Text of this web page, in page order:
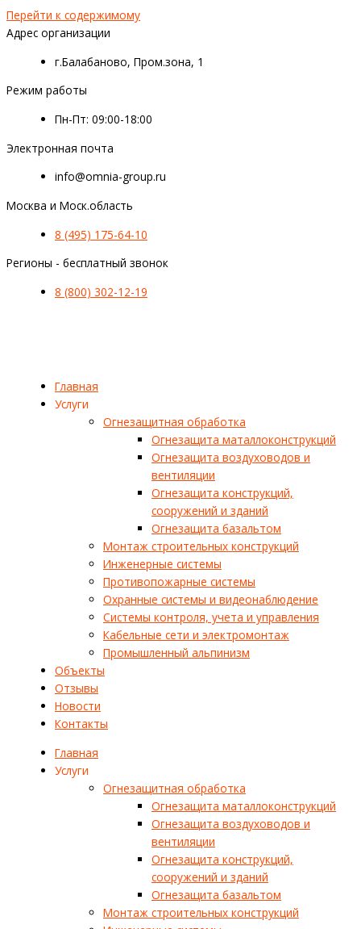
Перейти к содержимому
Адрес организации
г.Балабаново, Пром.зона, 1
Режим работы
Пн-Пт: 09:00-18:00
Электронная почта
info@omnia-group.ru
Москва и Моск.область
8 (495) 175-64-10
Регионы - бесплатный звонок
8 (800) 302-12-19
Главная
Услуги
Огнезащитная обработка
Огнезащита маталлоконструкций
Огнезащита воздуховодов и
вентиляции
Огнезащита конструкций,
сооружений и зданий
Огнезащита базальтом
Монтаж строительных конструкций
Инженерные системы
Противопожарные системы
Охранные системы и видеонаблюдение
Системы контроля, учета и управления
Кабельные сети и электромонтаж
Промышленный альпинизм
Объекты
Отзывы
Новости
Контакты
Главная
Услуги
Огнезащитная обработка
Огнезащита маталлоконструкций
Огнезащита воздуховодов и
вентиляции
Огнезащита конструкций,
сооружений и зданий
Огнезащита базальтом
Монтаж строительных конструкций